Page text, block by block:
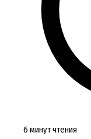
6 минут чтения